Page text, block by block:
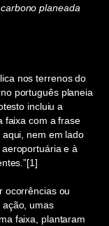
planeada
nos terrenos do
português planeia
incluiu a
faixa com a frase
aqui, nem em lado
e à
ocorrências ou
ação, umas
faixa, plantaram